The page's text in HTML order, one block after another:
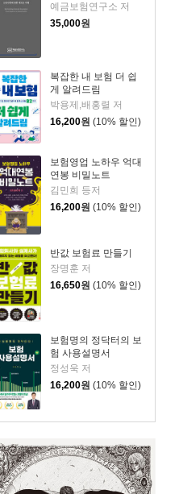
예금보험연구소 저
35,000원
복잡한 내 보험 더 쉽
게 알려드림
박용제,배홍렬 저
16,200원 (10% 할인)
보험영업 노하우 억대
연봉 비밀노트
김민희 등저
16,200원 (10% 할인)
반값 보험료 만들기
장명훈 저
16,650원 (10% 할인)
보험명의 정닥터의 보
험 사용설명서
정성욱 저
16,200원 (10% 할인)